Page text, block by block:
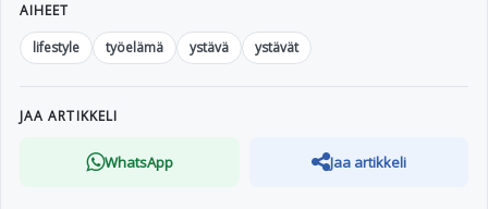
AIHEET
lifestyle
työelämä ystävä ystävät
JAA ARTIKKELI
WhatsApp Jaa artikkeli